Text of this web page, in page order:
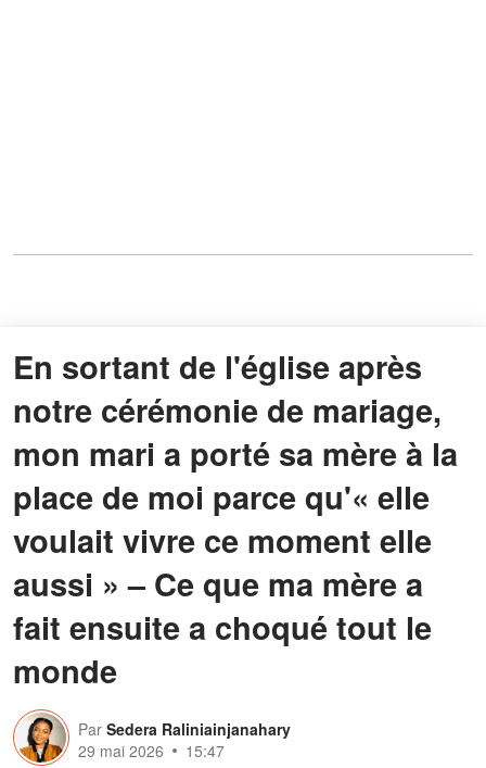
En sortant de l'église après
notre cérémonie de mariage,
mon mari a porté sa mère à la
place de moi parce qu'« elle
voulait vivre ce moment elle
aussi » – Ce que ma mère a
fait ensuite a choqué tout le
monde
Par Sedera Raliniainjanahary
29 mai 2026
15:47